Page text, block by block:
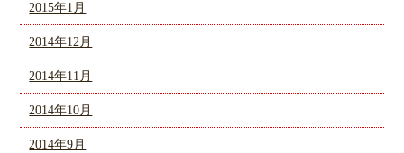
2015年1月
2014年12月
2014年11月
2014年10月
2014年9月